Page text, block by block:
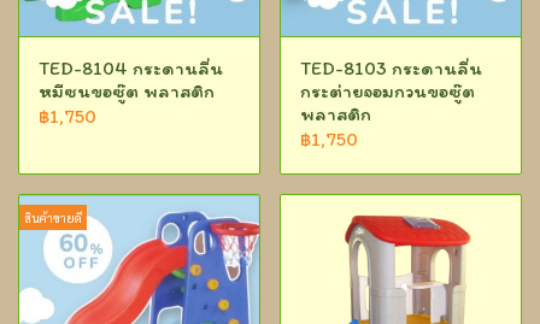
TED-8104 กระดานลื่น
หมีซนขอซู๊ต พลาสติก
฿1,750
TED-8103 กระดานลื่น
กระต่ายจอมกวนขอซู๊ต
พลาสติก
฿1,750
สินค้าขายดี